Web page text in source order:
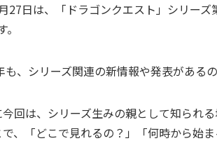
27日は、「ドラゴンクエスト」シリー
も、シリーズ関連の新情報や発表がある
今回は、シリーズ生みの親として知られ
で、「どこで見れるの？」「何時から始